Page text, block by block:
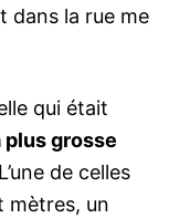
dans la rue me
qui était
plus grosse
de celles
mètres, un